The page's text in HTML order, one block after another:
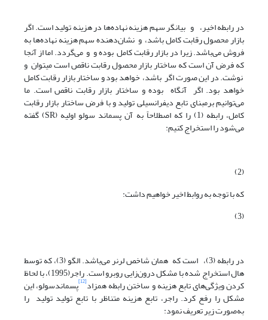
در رابطه اخیر، و بیانگر سهم هزینه نهاده‌ها در هزینه تولید است. اگر
بازار محصول رقابت کامل باشد، و نشان‌دهنده سهم هزینه نهاده‌ها به
فروش می‌باشد. زیرا در بازار رقابت کامل بوده و و می‌گردد. اما از آنجا
که فرض آن است که ساختار بازار محصول رقابت ناقص است می­توان و
نوشت. در این صورت اگر باشد، خواهد بود و ساختار بازار رقابت کامل
خواهد بود. اگر آنگاه بوده و ساختار بازار رقابت ناقص است. ما
می‌توانیم برمبنای تابع دیفرانسیلی تولید و با فرض ساختار بازار رقابت
کامل، رابطه (1) را که اصطلاحاً به آن پسماند سولو اولیه (SR) گفته
می‌شود را استخراج کنیم:
(2)
که با توجه به روابط اخیر خواهیم داشت:
(3)
در رابطه (3)، است که همان شاخص لرنر می‌باشد. الگو (3)، که توسط
هال استخراج شده با مشکل درون‌زایی روبرو است. راجر(1995)، با لحاظ
کردن ویژگی‌های تابع هزینه و ساختن رابطه همزاد[12] پسماندسولو، این
مشکل را رفع کرد. راجر، تابع هزینه متناظر با تابع تولید تولید را
به‌صورت زیر تعریف نمود: